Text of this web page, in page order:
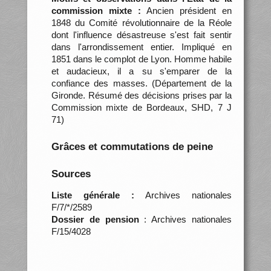
commission mixte : Ancien président en
1848 du Comité révolutionnaire de la Réole
dont l'influence désastreuse s'est fait sentir
dans l'arrondissement entier. Impliqué en
1851 dans le complot de Lyon. Homme habile
et audacieux, il a su s'emparer de la
confiance des masses. (Département de la
Gironde. Résumé des décisions prises par la
Commission mixte de Bordeaux, SHD, 7 J
71)
Grâces et commutations de peine
Sources
Liste générale : Archives nationales
F/7/*/2589
Dossier de pension: Archives nationales
F/15/4028